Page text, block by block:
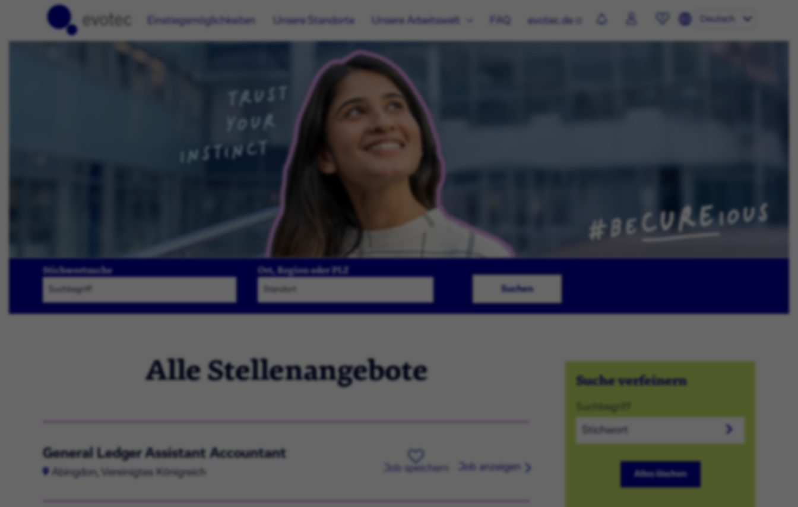
Einstiegsmöglichkeiten Unsere Standorte Unsere Arbeitswelt evotec.de Deutsch
Stichwortsuche
Ort, Region oder PLZ
Suchen
Alle Stellenangebote
General Ledger Assistant Accountant
Abingdon, Vereinigtes Königreich Job speichern Job anzeigen
Suche verfeinern
Alles löschen